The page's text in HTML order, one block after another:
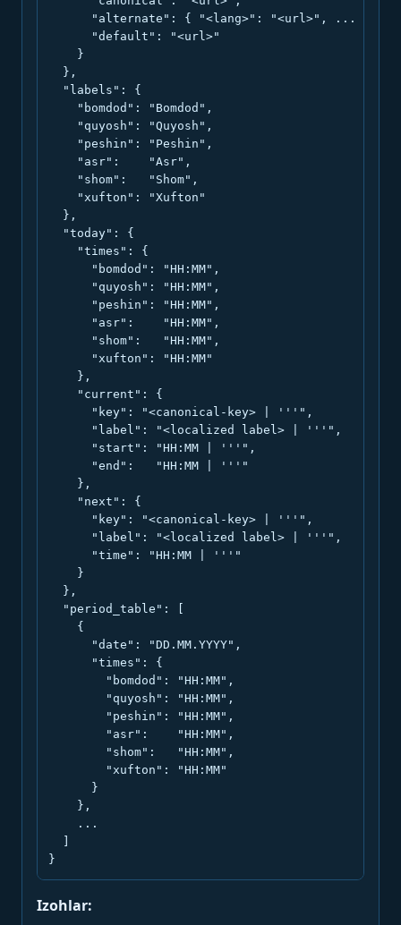
      "alternate": { "<lang>": "<url>", ... },
      "default": "<url>"
    }
  },
  "labels": {
    "bomdod": "Bomdod",
    "quyosh": "Quyosh",
    "peshin": "Peshin",
    "asr":    "Asr",
    "shom":   "Shom",
    "xufton": "Xufton"
  },
  "today": {
    "times": {
      "bomdod": "HH:MM",
      "quyosh": "HH:MM",
      "peshin": "HH:MM",
      "asr":    "HH:MM",
      "shom":   "HH:MM",
      "xufton": "HH:MM"
    },
    "current": {
      "key": "<canonical-key> | '''",
      "label": "<localized label> | '''",
      "start": "HH:MM | '''",
      "end":   "HH:MM | '''"
    },
    "next": {
      "key": "<canonical-key> | '''",
      "label": "<localized label> | '''",
      "time": "HH:MM | '''"
    }
  },
  "period_table": [
    {
      "date": "DD.MM.YYYY",
      "times": {
        "bomdod": "HH:MM",
        "quyosh": "HH:MM",
        "peshin": "HH:MM",
        "asr":    "HH:MM",
        "shom":   "HH:MM",
        "xufton": "HH:MM"
      }
    },
    ...
}
Izohlar: